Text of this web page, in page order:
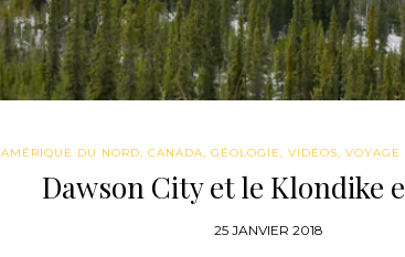
AMÉRIQUE DU NORD, CANADA, GÉOLOGIE, VIDÉOS, VOYAGE
Dawson City et le Klondike
25 JANVIER 2018